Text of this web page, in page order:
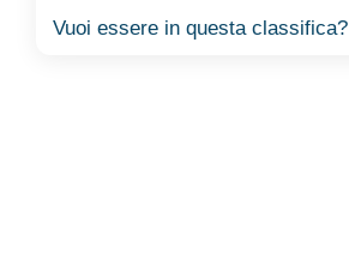
Vuoi essere in questa classifica?